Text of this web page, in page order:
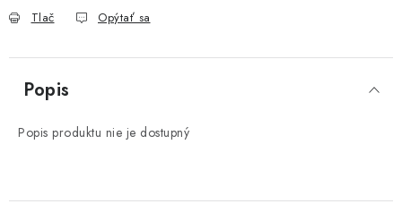
Tlač Opýtať sa
Popis
Popis produktu nie je dostupný